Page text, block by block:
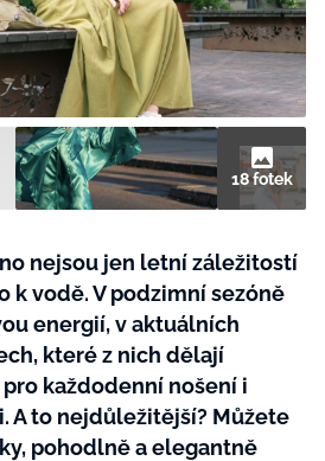
Extra
SVĚT ŽENY - 599 KČ
ROČNÍ PŘEDPLATNÉ SVĚT ŽENY +
SADA PRODUKTŮ MANA (10 ks)
18 fotek
nejsou jen letní záležitostí
k vodě. V podzimní sezóně
energií, v aktuálních
které z nich dělají
každodenní nošení i
A to nejdůležitější? Můžete
pohodlně a elegantně